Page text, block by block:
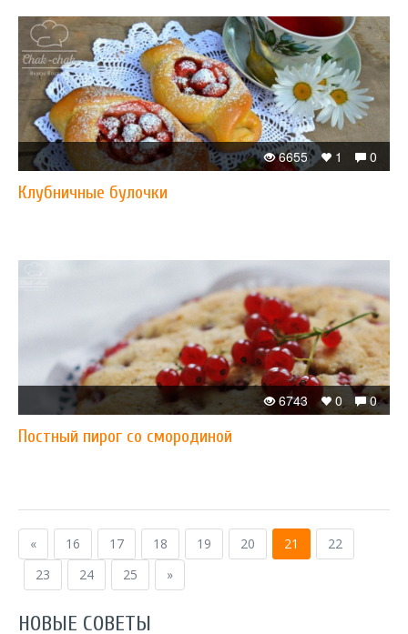
0
1
6655
Клубничные булочки​
0
0
6743
Постный пирог со смородиной
« 16 17 18 19 20 21
22
23
24 25 »
НОВЫЕ СОВЕТЫ